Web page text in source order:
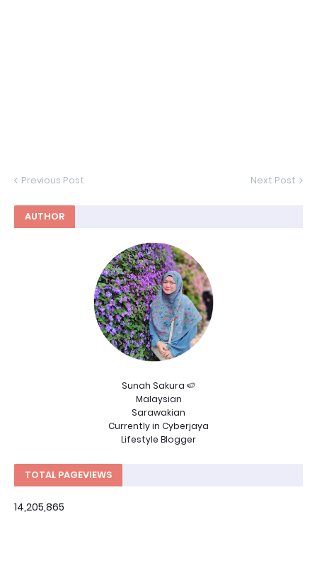
Previous Post Next Post
AUTHOR
Sunah Sakura 🍉
Malaysian
Sarawakian
Currently in Cyberjaya
Lifestyle Blogger
TOTAL PAGEVIEWS
14,205,865